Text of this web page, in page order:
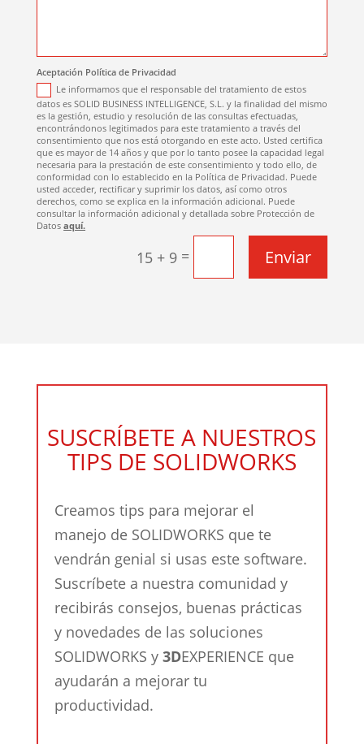
Aceptación Política de Privacidad
Le informamos que el responsable del tratamiento de estos
datos es SOLID BUSINESS INTELLIGENCE, S.L. y la finalidad del mismo
es la gestión, estudio y resolución de las consultas efectuadas,
encontrándonos legitimados para este tratamiento a través del
consentimiento que nos está otorgando en este acto. Usted certifica
que es mayor de 14 años y que por lo tanto posee la capacidad legal
necesaria para la prestación de este consentimiento y todo ello, de
conformidad con lo establecido en la Política de Privacidad. Puede
usted acceder, rectificar y suprimir los datos, así como otros
derechos, como se explica en la información adicional. Puede
consultar la información adicional y detallada sobre Protección de
Datosaquí.
15 + 9 = Enviar
SUSCRÍBETE A NUESTROS
TIPS DE SOLIDWORKS
Creamos tips para mejorar el
manejo de SOLIDWORKS que te
vendrán genial si usas este software.
Suscríbete a nuestra comunidad y
recibirás consejos, buenas prácticas
y novedades de las soluciones
SOLIDWORKS y3DEXPERIENCE que
ayudarán a mejorar tu
productividad.